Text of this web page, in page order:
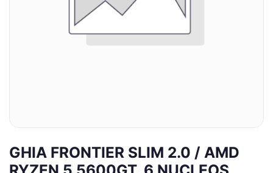
GHIA FRONTIER SLIM 2.0 / AMD